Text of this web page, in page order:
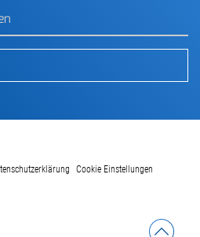
Cookie Einstellungen